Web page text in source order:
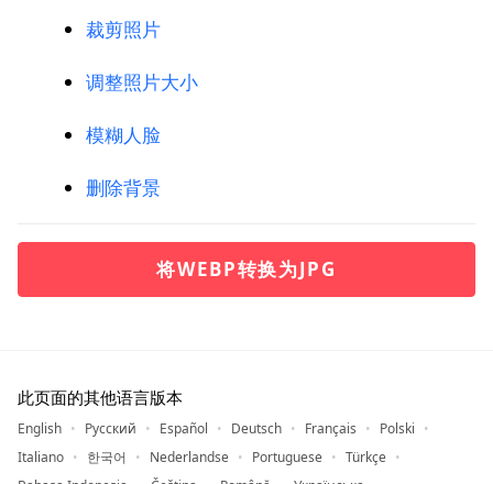
裁剪照片
调整照片大小
模糊人脸
删除背景
将WEBP转换为JPG
此页面的其他语言版本
English Русский Español Deutsch Français
Polski
Italiano
한국어 Nederlandse Portuguese
Türkçe